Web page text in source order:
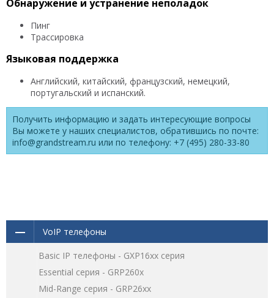
Обнаружение и устранение неполадок
Пинг
Трассировка
Языковая поддержка
Английский, китайский, французский, немецкий,
португальский и испанский.
Получить информацию и задать интересующие вопросы
Вы можете у наших специалистов, обратившись по почте:
info@grandstream.ru или по телефону: +7 (495) 280-33-80
VoIP телефоны
Basic IP телефоны - GXP16хх серия
Essential серия - GRP260x
Mid-Range серия - GRP26xx